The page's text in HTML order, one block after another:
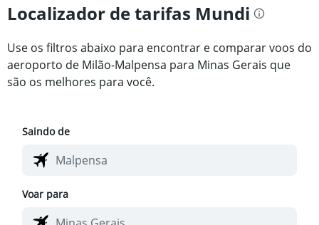
Localizador de tarifas Mundi
Use os filtros abaixo para encontrar e comparar voos do
aeroporto de Milão-Malpensa para Minas Gerais que
são os melhores para você.
Saindo de
Voar para